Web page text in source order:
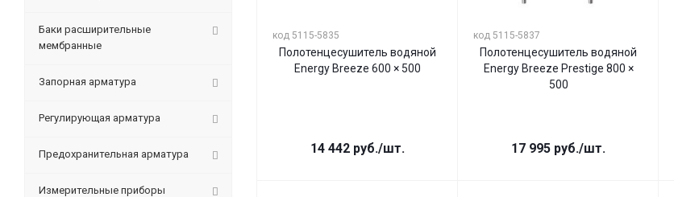
код 5115-5835
Полотенцесушитель водяной
Energy Breeze 600 × 500
14 442 руб./шт.
код 5115-5837
Полотенцесушитель водяной
Energy Breeze Prestige 800 ×
500
17 995 руб./шт.
Баки расширительные
мембранные
Запорная арматура
Регулирующая арматура
Предохранительная арматура
Измерительные приборы